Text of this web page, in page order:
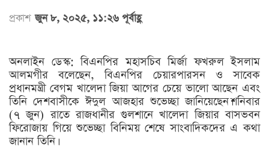
প্রকাশ জুন ৮, ২০২৫, ১১:২৬ পূর্বাহ্ণ
অনলাইন ডেস্ক: বিএনপির মহাসচিব মির্জা ফখরুল ইসলাম
আলমগীর বলেছেন, বিএনপির চেয়ারপারসন ও সাবেক
প্রধানমন্ত্রী বেগম খালেদা জিয়া আগের চেয়ে ভালো আছেন এবং
তিনি দেশবাসীকে ঈদুল আজহার শুভেচ্ছা জানিয়েছেন।শনিবার
(৭ জুন) রাতে রাজধানীর গুলশানে খালেদা জিয়ার বাসভবন
ফিরোজায় গিয়ে শুভেচ্ছা বিনিময় শেষে সাংবাদিকদের এ কথা
জানান তিনি।